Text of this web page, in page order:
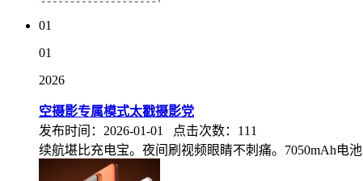
01
01
2026
空摄影专属模式太戳摄影党
发布时间：2026-01-01 点击次数：111
续航堪比充电宝。夜间刷视频眼睛不刺痛。7050mAh电